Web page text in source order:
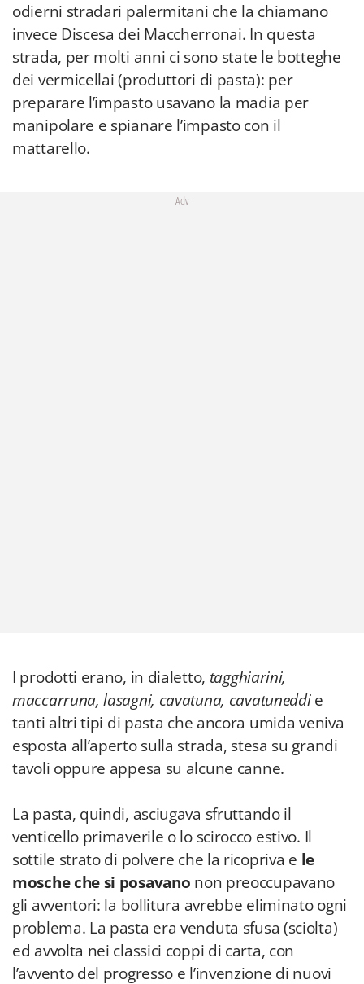
odierni stradari palermitani che la chiamano
invece Discesa dei Maccherronai. In questa
strada, per molti anni ci sono state le botteghe
dei vermicellai (produttori di pasta): per
preparare l’impasto usavano la madia per
manipolare e spianare l’impasto con il
mattarello.
Adv
I prodotti erano, in dialetto, tagghiarini,
maccarruna, lasagni, cavatuna, cavatuneddie
tanti altri tipi di pasta che ancora umida veniva
esposta all’aperto sulla strada, stesa su grandi
tavoli oppure appesa su alcune canne.
La pasta, quindi, asciugava sfruttando il
venticello primaverile o lo scirocco estivo. Il
sottile strato di polvere che la ricopriva e le
mosche che si posavano non preoccupavano
gli avventori: la bollitura avrebbe eliminato ogni
problema. La pasta era venduta sfusa (sciolta)
ed avvolta nei classici coppi di carta, con
l’avvento del progresso e l’invenzione di nuovi